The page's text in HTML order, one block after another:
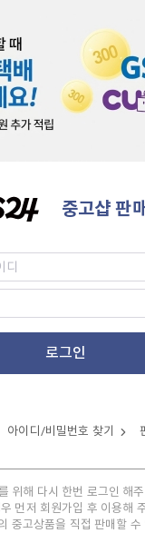
중고샵 판
로그인
아이디/비밀번호 찾기
위해 다시 한번 로그인 해
먼저 회원가입 후 이용해
중고상품을 직접 판매할 수